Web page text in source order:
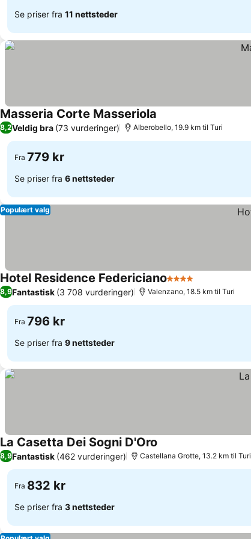
Se priser fra 11 nettsteder
Masseria Corte Masseriola
8,2Veldig bra (73 vurderinger) Alberobello, 19.9 km til Turi
Fra 779 kr
Se priser fra 6 nettsteder
Populært valg
Hotel Residence Federiciano4 Stjerner
8,9Fantastisk (3 708 vurderinger) Valenzano, 18.5 km til Turi
Fra 796 kr
Se priser fra 9 nettsteder
La Casetta Dei Sogni D'Oro
8,9Fantastisk (462 vurderinger) Castellana Grotte, 13.2 km til Turi
Fra 832 kr
Se priser fra 3 nettsteder